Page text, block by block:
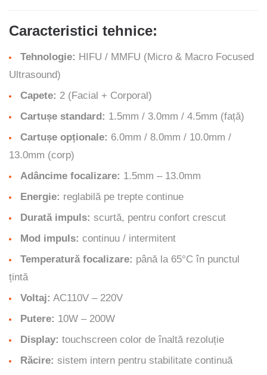
Caracteristici tehnice:
Tehnologie: HIFU / MMFU (Micro & Macro Focused
Ultrasound)
Capete: 2 (Facial + Corporal)
Cartușe standard: 1.5mm / 3.0mm / 4.5mm (față)
Cartușe opționale: 6.0mm / 8.0mm / 10.0mm /
13.0mm (corp)
Adâncime focalizare: 1.5mm – 13.0mm
Energie: reglabilă pe trepte continue
Durată impuls: scurtă, pentru confort crescut
Mod impuls: continuu / intermitent
Temperatură focalizare: până la 65°C în punctul
țintă
Voltaj: AC110V – 220V
Putere: 10W – 200W
Display: touchscreen color de înaltă rezoluție
Răcire: sistem intern pentru stabilitate continuă